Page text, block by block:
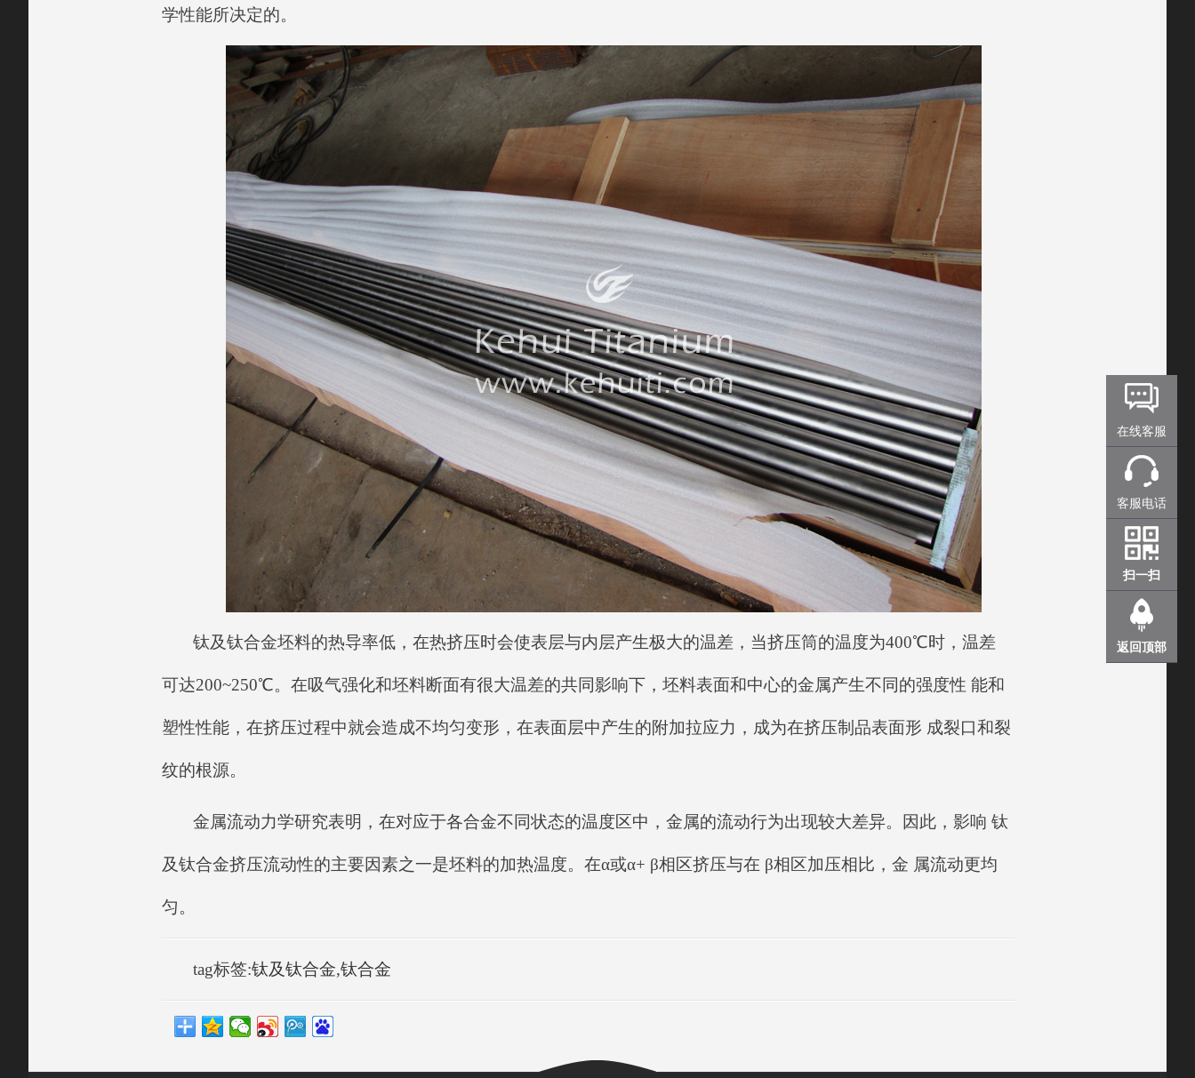
学性能所决定的。
钛及钛合金坯料的热导率低，在热挤压时会使表层与内层产生极大的温差，当挤压筒的温度为400℃时，温差
可达200~250℃。在吸气强化和坯料断面有很大温差的共同影响下，坯料表面和中心的金属产生不同的强度性 能和
塑性性能，在挤压过程中就会造成不均匀变形，在表面层中产生的附加拉应力，成为在挤压制品表面形 成裂口和裂
纹的根源。
金属流动力学研究表明，在对应于各合金不同状态的温度区中，金属的流动行为出现较大差异。因此，影响 钛
及钛合金挤压流动性的主要因素之一是坯料的加热温度。在α或α+ β相区挤压与在 β相区加压相比，金 属流动更均
匀。
tag标签:钛及钛合金,钛合金
在线客服
客服电话
扫一扫
返回顶部